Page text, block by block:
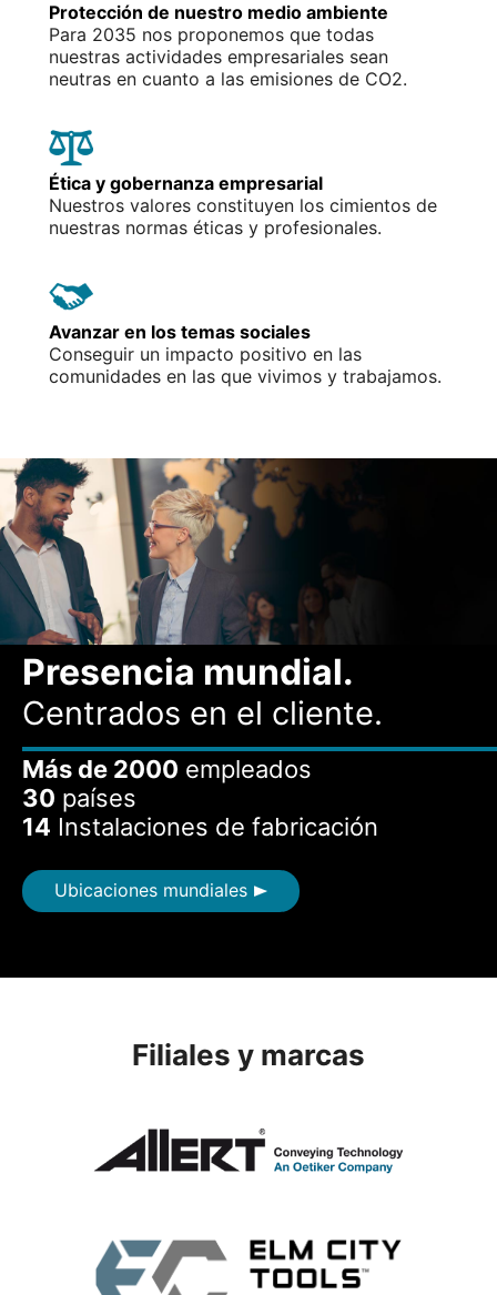
Protección de nuestro medio ambiente
Para 2035 nos proponemos que todas
nuestras actividades empresariales sean
neutras en cuanto a las emisiones de CO2.
Ética y gobernanza empresarial
Nuestros valores constituyen los cimientos de
nuestras normas éticas y profesionales.
Avanzar en los temas sociales
Conseguir un impacto positivo en las
comunidades en las que vivimos y trabajamos.
Presencia mundial.
Centrados en el cliente.
Más de 2000 empleados
30 países
14 Instalaciones de fabricación
Ubicaciones mundiales
Filiales y marcas